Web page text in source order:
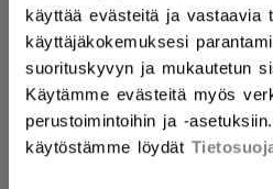
käyttää evästeitä ja vastaavia
käyttäjäkokemuksesi
suorituskyvyn ja mukautetun
Käytämme evästeitä myös
perustoimintoihin ja -
käytöstämme löydät
Toimitusehdot